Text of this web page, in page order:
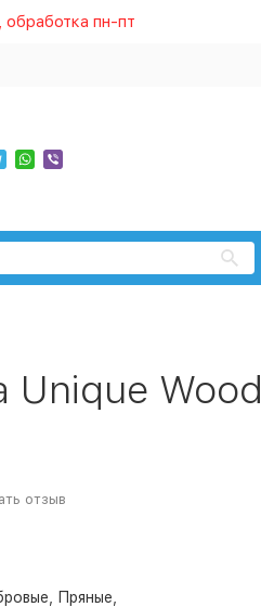
обработка пн-пт
Unique Wood
отзыв
Пряные,